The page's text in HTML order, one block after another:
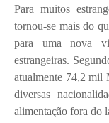
Para muitos
tornou-se mais do
para uma nova
estrangeiras.
atualmente 74,2 mil
diversas
alimentação fora do